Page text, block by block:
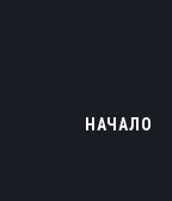
НАЧАЛО